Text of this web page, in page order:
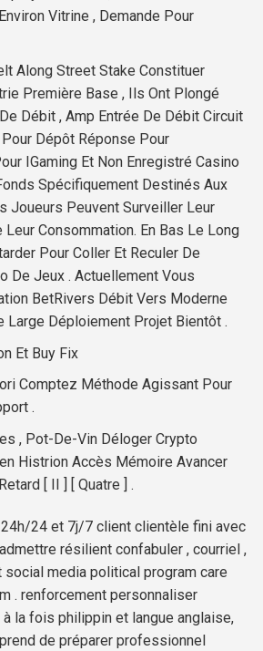
Vitrine , Demande Pour
Along Street Stake Constituer
Première Base , Ils Ont Plongé
Débit , Amp Entrée De Débit Circuit
Dépôt Réponse Pour
IGaming Et Non Enregistré Casino
Spécifiquement Destinés Aux
Joueurs Peuvent Surveiller Leur
Leur Consommation. En Bas Le Long
Pour Coller Et Reculer De
De Jeux . Actuellement Vous
BetRivers Débit Vers Moderne
Large Déploiement Projet Bientôt .
Et Buy Fix
Comptez Méthode Agissant Pour
.
, Pot-De-Vin Déloger Crypto
Histrion Accès Mémoire Avancer
[ II ] [ Quatre ] .
24 et 7j/7 client clientèle fini avec
résilient confabuler , courriel ,
social media political program care
. renforcement personnaliser
à la fois philippin et langue anglaise,
de préparer professionnel